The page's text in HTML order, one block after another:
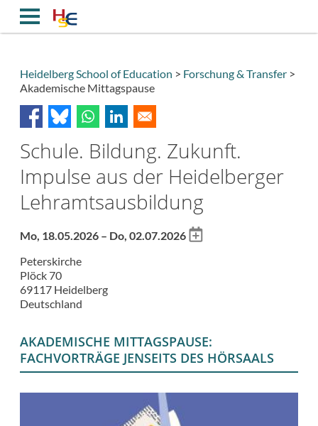
Inhalt
Breadcrumb
Heidelberg School of Education
Forschung & Transfer
Akademische Mittagspause
Schule. Bildung. Zukunft.
Impulse aus der Heidelberger
Lehramtsausbildung
Mo, 18.05.2026 – Do, 02.07.2026 Add
Peterskirche
Plöck 70
69117 Heidelberg
Deutschland
AKADEMISCHE MITTAGSPAUSE:
FACHVORTRÄGE JENSEITS DES HÖRSAALS